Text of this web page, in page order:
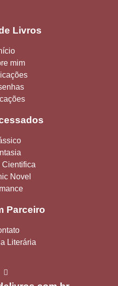
Livros
mim
Cientifica
Novel
Parceiro
Literária